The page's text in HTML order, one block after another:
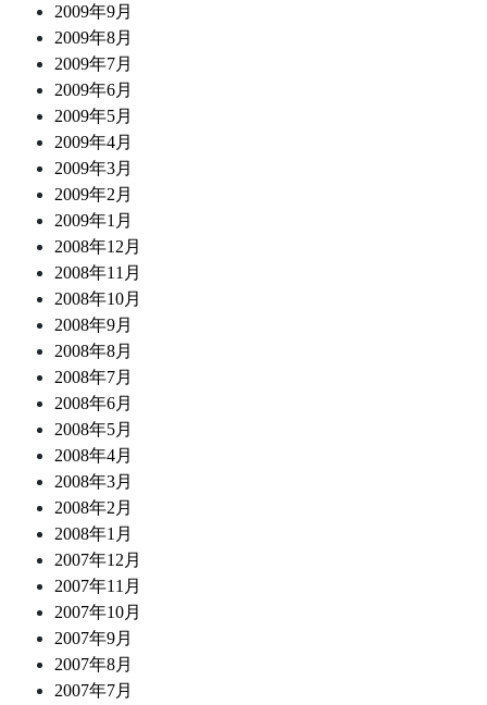
2009年9月
2009年8月
2009年7月
2009年6月
2009年5月
2009年4月
2009年3月
2009年2月
2009年1月
2008年12月
2008年11月
2008年10月
2008年9月
2008年8月
2008年7月
2008年6月
2008年5月
2008年4月
2008年3月
2008年2月
2008年1月
2007年12月
2007年11月
2007年10月
2007年9月
2007年8月
2007年7月